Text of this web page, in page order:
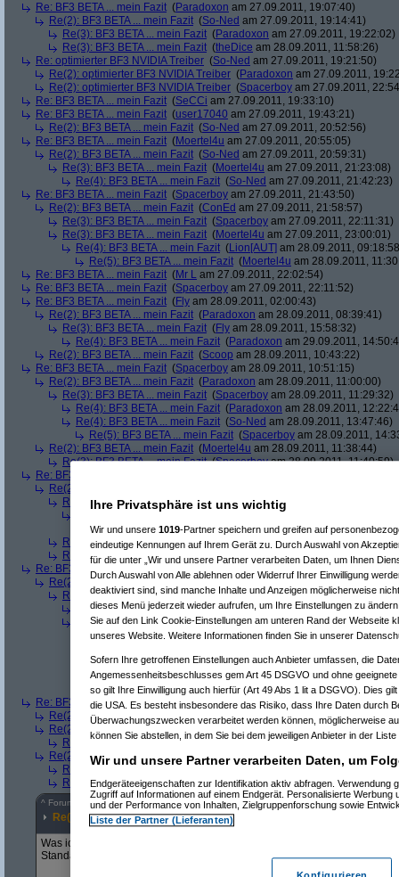
Re: BF3 BETA ... mein Fazit (Paradoxon am 27.09.2011, 19:07:40)
Re(2): BF3 BETA ... mein Fazit (So-Ned am 27.09.2011, 19:14:41)
Re(3): BF3 BETA ... mein Fazit (Paradoxon am 27.09.2011, 19:22:02)
Re(3): BF3 BETA ... mein Fazit (theDice am 28.09.2011, 11:58:26)
Re: optimierter BF3 NVIDIA Treiber (So-Ned am 27.09.2011, 19:21:50)
Re(2): optimierter BF3 NVIDIA Treiber (Paradoxon am 27.09.2011,
Re(2): optimierter BF3 NVIDIA Treiber (Spacerboy am 27.09.2011,
Re: BF3 BETA ... mein Fazit (SeCCi am 27.09.2011, 19:33:10)
Re: BF3 BETA ... mein Fazit (user17040 am 27.09.2011, 19:43:21)
Re(2): BF3 BETA ... mein Fazit (So-Ned am 27.09.2011, 20:52:56)
Re: BF3 BETA ... mein Fazit (Moertel4u am 27.09.2011, 20:55:05)
Re(2): BF3 BETA ... mein Fazit (So-Ned am 27.09.2011, 20:59:31)
Re(3): BF3 BETA ... mein Fazit (Moertel4u am 27.09.2011, 21:23:08)
Re(4): BF3 BETA ... mein Fazit (So-Ned am 27.09.2011, 21:42:23)
Re: BF3 BETA ... mein Fazit (Spacerboy am 27.09.2011, 21:43:50)
Re(2): BF3 BETA ... mein Fazit (ConEd am 27.09.2011, 21:58:57)
Re(3): BF3 BETA ... mein Fazit (Spacerboy am 27.09.2011, 22:11:31)
Re(3): BF3 BETA ... mein Fazit (Moertel4u am 27.09.2011, 23:00:01)
Re(4): BF3 BETA ... mein Fazit (Lion[AUT] am 28.09.2011,
Re(5): BF3 BETA ... mein Fazit (Moertel4u am 28.09.2011,
Re: BF3 BETA ... mein Fazit (Mr L am 27.09.2011, 22:02:54)
Re: BF3 BETA ... mein Fazit (Spacerboy am 27.09.2011, 22:11:52)
Re: BF3 BETA ... mein Fazit (Fly am 28.09.2011, 02:00:43)
Re(2): BF3 BETA ... mein Fazit (Paradoxon am 28.09.2011, 08:39:41)
Re(3): BF3 BETA ... mein Fazit (Fly am 28.09.2011, 15:58:32)
Re(4): BF3 BETA ... mein Fazit (Paradoxon am 29.09.2011,
Re(2): BF3 BETA ... mein Fazit (Scoop am 28.09.2011, 10:43:22)
Re: BF3 BETA ... mein Fazit (Spacerboy am 28.09.2011, 10:51:15)
Re(2): BF3 BETA ... mein Fazit (Paradoxon am 28.09.2011, 11:00:00)
Re(3): BF3 BETA ... mein Fazit (Spacerboy am 28.09.2011, 11:29:32)
Re(4): BF3 BETA ... mein Fazit (Paradoxon am 28.09.2011,
Re(4): BF3 BETA ... mein Fazit (So-Ned am 28.09.2011, 13:47:46)
Re(5): BF3 BETA ... mein Fazit (Spacerboy am 28.09.2011,
Re(2): BF3 BETA ... mein Fazit (Moertel4u am 28.09.2011, 11:38:44)
Re(3): BF3 BETA ... mein Fazit(Spacerboyam 28.09.2011, 11:40:59)
Re: BF3 BETA ... mein Fazit
Re(2): BF3 BETA ... mein Fazit
Re(3): BF3 BETA ... mein Fazit( mastermind2004
Re(4): BF3 BETA ... mein Fazit
am 29.09.2011,
Re(5): BF3 BETA ... mein Fazit(mastermind2004am
Re(3): BF3 BETA ... mein Fazit(cwaam 28.09.2011, 13:02:17)
Re(3): BF3 BETA ... mein Fazit( Arrrisam 01.10.2011, 15:25:37)
Re: BF3 BETA ... mein Fazit
X_Xtream
am 28.09.2011, 12:47:26)
Re(2): BF3 BETA ... mein Fazit (Moertel4uam 28.09.2011, 13:28:42)
Re(3): BF3 BETA ... mein Fazit( X_Xtreamam 28.09.2011, 13:35:17)
Re(4): BF3 BETA ... mein Fazit(user17040am 28.09.2011,
Re(4): BF3 BETA ... mein Fazit(Moertel4uam 28.09.2011,
Re(5): BF3 BETA ... mein Fazit(X_Xtreamam 28.09.2011,
Re(6): BF3 BETA ... mein Fazit(alxam 28.09.2011, 16:45:05)
Re(7): BF3 BETA ... mein Fazit (So-Nedam 28.09.2011,
Re(8): BF3 BETA ... mein Fazit(X_Xtreamam
Re: BF3 BETA ... mein Fazit(hellsing6537 am 28.09.2011, 15:44:45)
Re(2): BF3 BETA ... mein Fazit(Mr Lam 28.09.2011, 15:46:30)
Re(2): BF3 BETA ... mein Fazit
( Moertel4uam 28.09.2011, 15:55:01)
Re(3): BF3 BETA ... mein Fazit( hellsing6537am 28.09.2011,
Re(2): BF3 BETA ... mein Fazit( So-Nedam 28.09.2011, 16:26:37)
Re(3): BF3 BETA ... mein Fazit
am 28.09.2011,
Re(3): BF3 BETA ... mein Fazit( darksign1am 30.09.2011, 12:34:49)
^ Forum Games #6579200
Re(2): BF3 BETA ... mein Fazit
Was ich noch vergessen habe, Gerüchte machen sich breit, dass ein
Standardwerte der Beta Grafikeinstellungen auch der Standard bei dem
Ihre Privatsphäre ist uns wichtig
Wir und unsere 1019-Partner speichern und greifen auf
eindeutige Kennungen auf Ihrem Gerät zu. Durch Auswahl von
für die unter „Wir und unsere Partner verarbeiten Daten, um Ihnen
Durch Auswahl von Alle ablehnen oder Widerruf Ihrer Einwilligung
deaktiviert sind, sind manche Inhalte und Anzeigen möglicherweise
dieses Menü jederzeit wieder aufrufen, um Ihre Einstellungen zu
Sie auf den Link Cookie-Einstellungen am unteren Rand der Webseite
unseres Website. Weitere Informationen finden Sie in unserer
Sofern Ihre getroffenen Einstellungen auch Anbieter umfassen, die
Angemessenheitsbeschlusses gem Art 45 DSGVO und ohne
so gilt Ihre Einwilligung auch hierfür (Art 49 Abs 1 lit a DSGVO). Dies
die USA. Es besteht insbesondere das Risiko, dass Ihre Daten durch
Überwachungszwecken verarbeitet werden können, möglicherweise
können Sie abstellen, in dem Sie bei dem jeweiligen Anbieter in der
Wir und unsere Partner verarbeiten Daten, um
Endgeräteeigenschaften zur Identifikation aktiv abfragen. Verwendung
Zugriff auf Informationen auf einem Endgerät. Personalisierte Werbung
und der Performance von Inhalten, Zielgruppenforschung sowie
Liste der Partner (Lieferanten)